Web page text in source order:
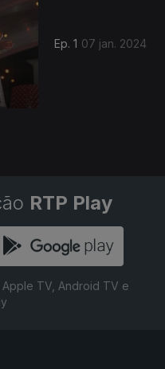
Ep. 1 07 jan. 2024
RTP Play
TV, Android TV e